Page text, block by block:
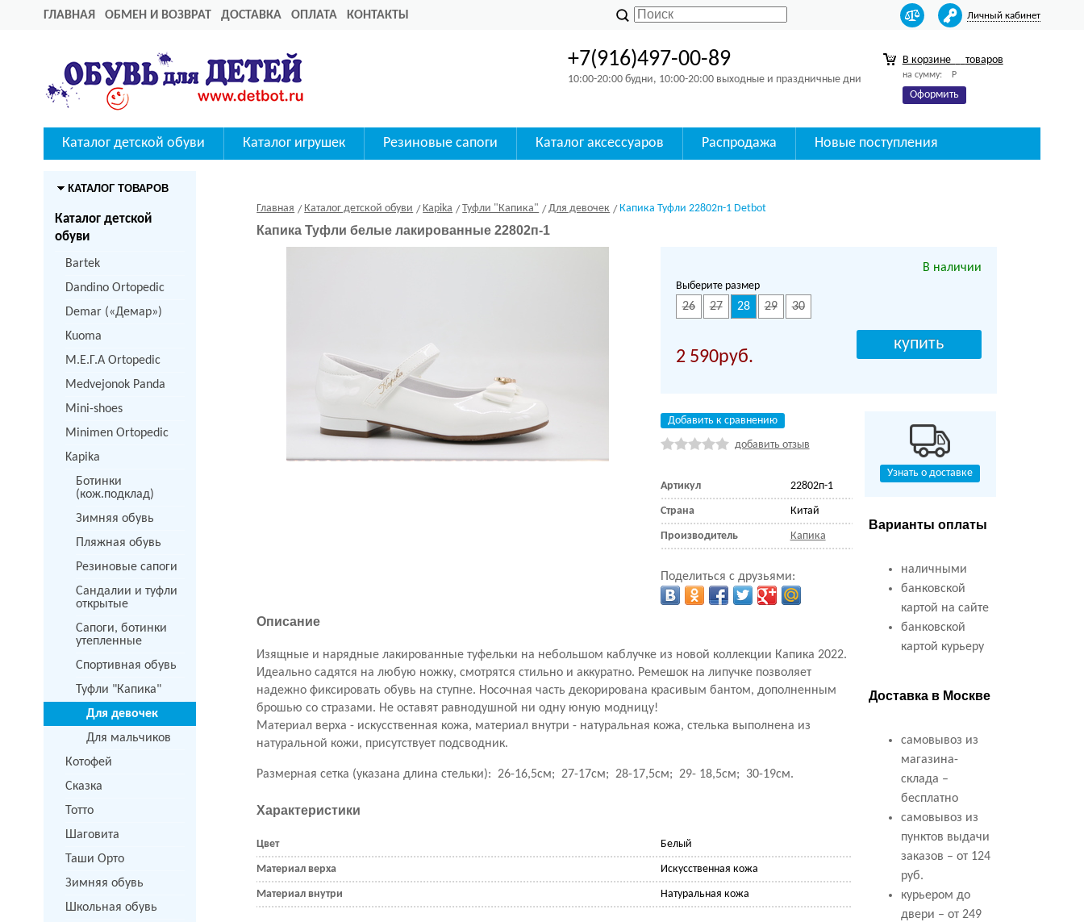
ГЛАВНАЯ ОБМЕН И ВОЗВРАТ ДОСТАВКА ОПЛАТА КОНТАКТЫ Личный кабинет
+7(916)497-00-89
10:00-20:00 будни, 10:00-20:00 выходные и праздничные дни
В корзине товаров
на сумму: Р
Оформить
Каталог детской обуви Каталог игрушек Резиновые сапоги Каталог аксессуаров Распродажа Новые поступления
КАТАЛОГ ТОВАРОВ
Каталог детской
обуви
Bartek
Dandino Ortopedic
Demar («Демар»)
Kuoma
M.Е.Г.А Ortopedic
Medvejonok Panda
Mini-shoes
Minimen Ortopedic
Kapika
Ботинки
(кож.подклад)
Зимняя обувь
Пляжная обувь
Резиновые сапоги
Сандалии и туфли
открытые
Сапоги, ботинки
утепленные
Спортивная обувь
Туфли "Капика"
Для девочек
Для мальчиков
Котофей
Сказка
Тотто
Шаговита
Таши Орто
Зимняя обувь
Школьная обувь
Главная Каталог детской обуви Kapika Туфли "Капика" Для девочек Капика Туфли 22802п-1 Detbot
Капика Туфли белые лакированные 22802п-1
В наличии
Выберите размер
26 27 28 29 30
2 590
Добавить к сравнению
добавить отзыв
Артикул 22802п-1
Страна Китай
Производитель Капика
Поделиться с друзьями:
Описание
Изящные и нарядные лакированные туфельки на небольшом каблучке из новой коллекции Капика 2022.
Идеально садятся на любую ножку, смотрятся стильно и аккуратно. Ремешок на липучке позволяет
надежно фиксировать обувь на ступне. Носочная часть декорирована красивым бантом, дополненным
брошью со стразами. Не оставят равнодушной ни одну юную модницу!
Материал верха - искусственная кожа, материал внутри - натуральная кожа, стелька выполнена из
натуральной кожи, присутствует подсводник.
Размерная сетка (указана длина стельки): 26-16,5см; 27-17см; 28-17,5см; 29- 18,5см; 30-19см.
Характеристики
Цвет Белый
Материал верха Искусственная кожа
Материал внутри Натуральная кожа
Узнать о доставке
Варианты оплаты
наличными
банковской
картой на сайте
банковской
картой курьеру
Доставка в Москве
самовывоз из
магазина-
склада –
бесплатно
самовывоз из
пунктов выдачи
заказов – от 124
руб.
курьером до
двери – от 249